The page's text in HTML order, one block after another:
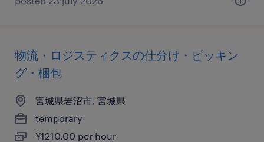
物流・ロジスティクスの仕分け・ピッキン
グ・梱包
宮城県岩沼市, 宮城県
temporary
¥1210.00 per hour